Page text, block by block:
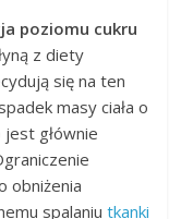
poziomu cukru
z diety
się na ten
masy ciała o
głównie
obniżenia
spalaniutkanki